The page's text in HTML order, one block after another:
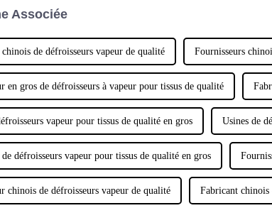
Associée
de défroisseurs vapeur de qualité Fournisseurs
en gros de défroisseurs à vapeur pour tissus de qualité
vapeur pour tissus de qualité en gros Usines de
défroisseurs vapeur pour tissus de qualité en gros
chinois de défroisseurs vapeur de qualité Fabricant chinois